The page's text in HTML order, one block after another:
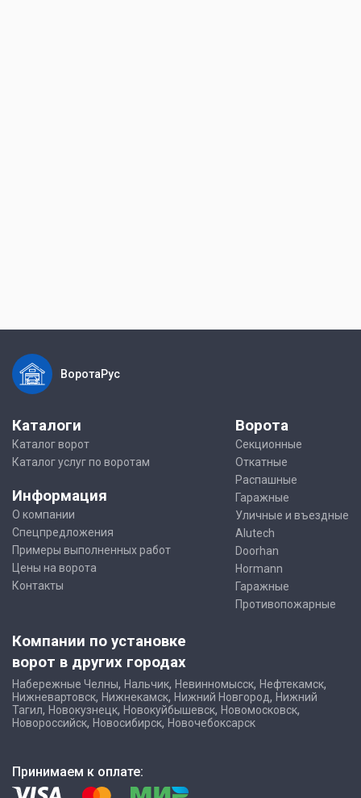
ВоротаРус
Каталоги
Каталог ворот
Каталог услуг по воротам
Информация
О компании
Спецпредложения
Примеры выполненных работ
Цены на ворота
Контакты
Ворота
Секционные
Откатные
Распашные
Гаражные
Уличные и въездные
Alutech
Doorhan
Hormann
Гаражные
Противопожарные
Компании по установке
ворот в других городах
Набережные Челны, Нальчик, Невинномысск, Нефтекамск,
Нижневартовск, Нижнекамск, Нижний Новгород, Нижний
Тагил, Новокузнецк, Новокуйбышевск, Новомосковск,
Новороссийск, Новосибирск, Новочебоксарск
Принимаем к оплате: